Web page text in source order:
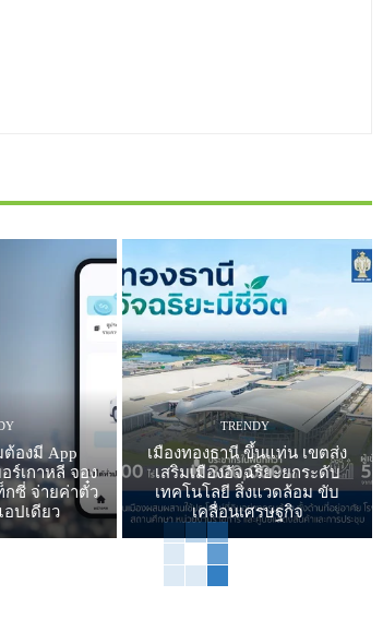
องมี App
ร์เกาหลี จอง
ซี่ จ่ายค่าตั๋ว
ปเดียว
TRENDY
เมืองทองธานี ขึ้นแท่น เขตส่ง
เสริมเมืองอัจฉริยะยกระดับ
เทคโนโลยี สิ่งแวดล้อม ขับ
เคลื่อนเศรษฐกิจ